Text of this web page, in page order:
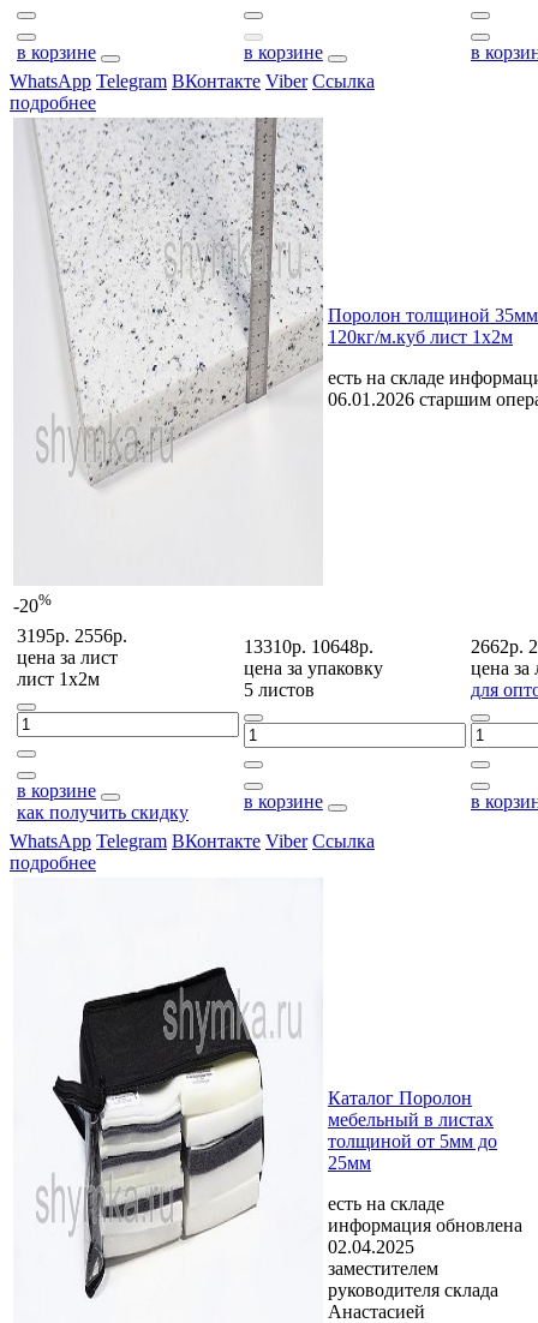
в корзине в корзине
в
WhatsApp Telegram ВКонтакте Viber Ссылка
подробнее
-20%
Поролон толщиной
120кг/м.куб лист 1х2м
есть на складе
06.01.2026 старшим
3195р. 2556р.
цена за лист
лист 1х2м
в корзине
как получить скидку
13310р. 10648р.
цена за упаковку
5 листов
в корзине
2662р.
цена за
для
в
WhatsApp Telegram ВКонтакте Viber Ссылка
подробнее
Каталог Поролон
мебельный в листах
толщиной от 5мм до
25мм
есть на складе
информация обновлена
02.04.2025
заместителем
руководителя склада
Анастасией